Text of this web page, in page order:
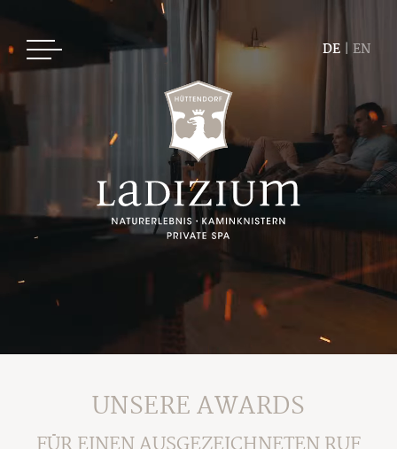
DE | EN
Ladizium
Unsere Philosophie
Bildergalerie
UNSERE AWARDS